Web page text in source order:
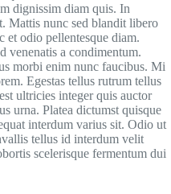
dignissim diam quis. In
Mattis nunc sed blandit libero
et odio pellentesque diam.
venenatis a condimentum.
morbi enim nunc faucibus. Mi
Egestas tellus rutrum tellus
ultricies integer quis auctor
urna. Platea dictumst quisque
interdum varius sit. Odio ut
tellus id interdum velit
scelerisque fermentum dui